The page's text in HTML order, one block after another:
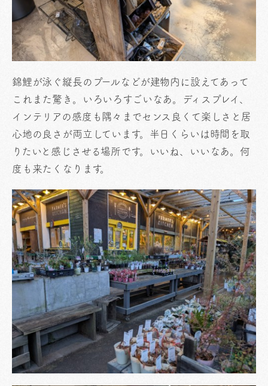
錦鯉が泳ぐ縦長のプールなどが建物内に設えてあって
これまた驚き。いろいろすごいなあ。ディスプレイ、
インテリアの感度も隅々までセンス良くて楽しさと居
心地の良さが両立しています。半日くらいは時間を取
りたいと感じさせる場所です。いいね、いいなあ。何
度も来たくなります。